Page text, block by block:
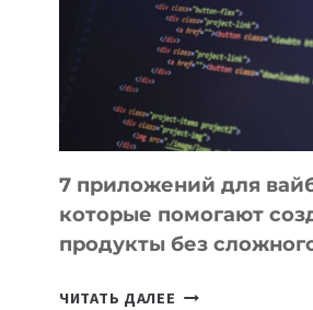
ДЛЯ
РАБОТЫ
7 приложений для
которые помогают
продукты без
ЧИТАТЬ ДАЛЕЕ